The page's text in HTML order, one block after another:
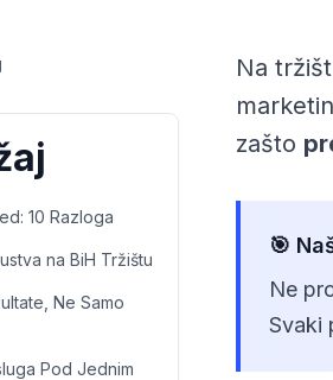
10 Razloga
na BiH Tržištu
Ne Samo
Pod Jednim
Na
zašto
🎯
Ne
Svaki